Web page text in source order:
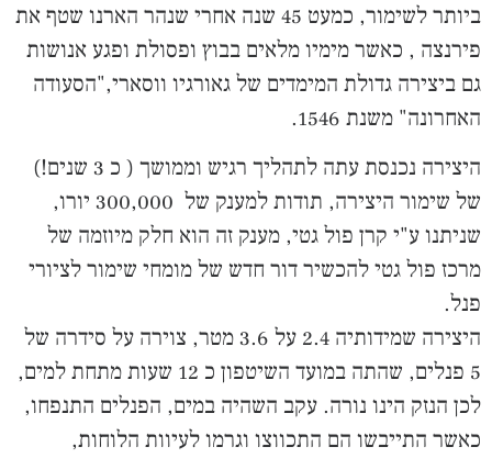
ביותר לשימור, כמעט 45 שנה אחרי שנהר הארנו שטף את
פירנצה , כאשר מימיו מלאים בבוץ ופסולת ופגע אנושות
גם ביצירה גדולת המימדים של גאורגיו ווסארי,"הסעודה
האחרונה" משנת 1546.
היצירה נכנסת עתה לתהליך רגיש וממושך ( כ 3 שנים!)
של שימור היצירה, תודות למענק של 300,000 יורו,
שניתנו ע"י קרן פול גטי, מענק זה הוא חלק מיוזמה של
מרכז פול גטי להכשיר דור חדש של מומחי שימור לציורי
פנל.
היצירה שמידותיה 2.4 על 3.6 מטר, צוירה על סידרה של
5 פנלים, שהתה במועד השיטפון כ 12 שעות מתחת למים,
לכן הנזק הינו נורה. עקב השהיה במים, הפנלים התנפחו,
כאשר התייבשו הם התכווצו וגרמו לעיוות הלוחות,